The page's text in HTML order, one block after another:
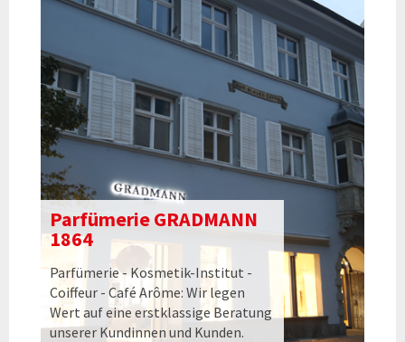
Parfümerie GRADMANN
1864
Parfümerie - Kosmetik-Institut -
Coiffeur - Café Arôme: Wir legen
Wert auf eine erstklassige Beratung
unserer Kundinnen und Kunden.